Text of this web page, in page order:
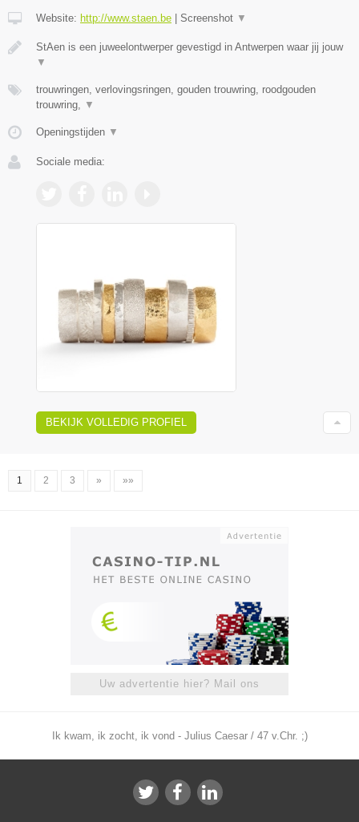
Website: http://www.staen.be Screenshot ▼
StAen is een juweelontwerper gevestigd in Antwerpen waar jij jouw
▼
trouwringen, verlovingsringen, gouden trouwring, roodgouden
trouwring, ▼
Openingstijden ▼
Sociale media:
BEKIJK VOLLEDIG PROFIEL
1 2 3 » »»
Uw advertentie hier? Mail ons
Ik kwam, ik zocht, ik vond - Julius Caesar / 47 v.Chr. ;)